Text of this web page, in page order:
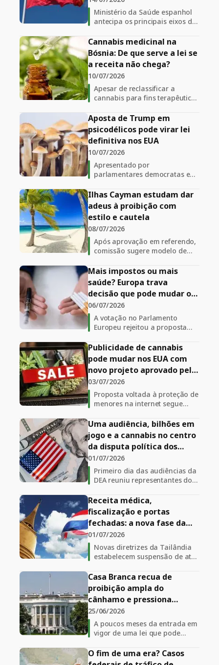
enquanto especialistas
defendem mais evidências
clínicas antes da ampliação do
acesso
drogas
Ministério da Saúde espanhol
antecipa os principais eixos da
sobre Dependências, que
deverá priorizar redução de
danos, combate ao estigma,
financiamento e enfrentamento
das novas substâncias
psicoativas
Cannabis medicinal na
Bósnia: De que serve a lei se
a receita não chega?
10/07/2026
Apesar de reclassificar a
cannabis para fins terapêuticos
Europa, país enfrenta um
apagão regulatório que
impede médicos de
prescreverem e pacientes de
acessarem o tratamento
Aposta de Trump em
psicodélicos pode virar lei
definitiva nos EUA
10/07/2026
Apresentado por
parlamentares democratas e
busca transformar decretos e
promessas do executivo em
legislação permanente para
pesquisas e tratamentos na
saúde mental nos EUA
Ilhas Cayman estudam dar
adeus à proibição com
estilo e cautela
08/07/2026
Após aprovação em referendo,
comissão sugere modelo de
população para debater posse,
cultivo doméstico e anistia
Mais impostos ou mais
saúde? Europa trava
decisão que pode mudar o
futuro da nicotina
06/07/2026
A votação no Parlamento
Europeu rejeitou a proposta
impostos mínimos sobre
produtos de nicotina e manteve
em aberto as negociações que
poderão definir o futuro
tributário dos cigarros
eletrônicos, tabaco aquecido e
sachês de nicotina no bloco
Publicidade de cannabis
pode mudar nos EUA com
novo projeto aprovado pela
Câmara
03/07/2026
Proposta voltada à proteção de
menores na internet segue
novos desafios para empresas
de cannabis que utilizam
plataformas digitais para
divulgação.
Uma audiência, bilhões em
jogo e a cannabis no centro
da disputa política dos
Estados Unidos
01/07/2026
Primeiro dia das audiências da
DEA reuniu representantes do
opositores da reclassificação
da cannabis.
Receita médica,
fiscalização e portas
fechadas: a nova fase da
cannabis na Tailândia
01/07/2026
Novas diretrizes da Tailândia
estabelecem suspensão de até
que descumprirem as normas
do mercado de cannabis
medicinal
Casa Branca recua de
proibição ampla do
cânhamo e pressiona
Congresso por regras mais
justas
25/06/2026
A poucos meses da entrada em
vigor de uma lei que pode
produtos derivados de
cânhamo nos Estados Unidos, a
O fim de uma era? Casos